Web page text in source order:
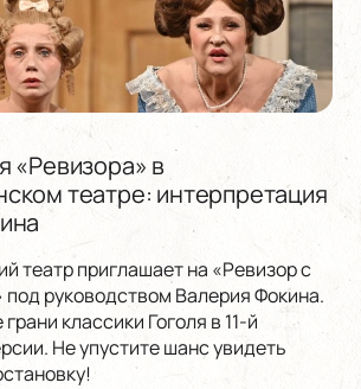
«Ревизора» в
театре: интерпретация
театр приглашает на «Ревизор с
руководством Валерия Фокина.
классики Гоголя в 11-й
Не упустите шанс увидеть